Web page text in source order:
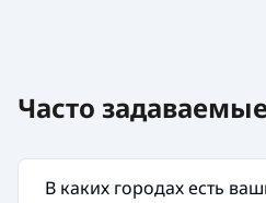
Часто
В каких городах есть